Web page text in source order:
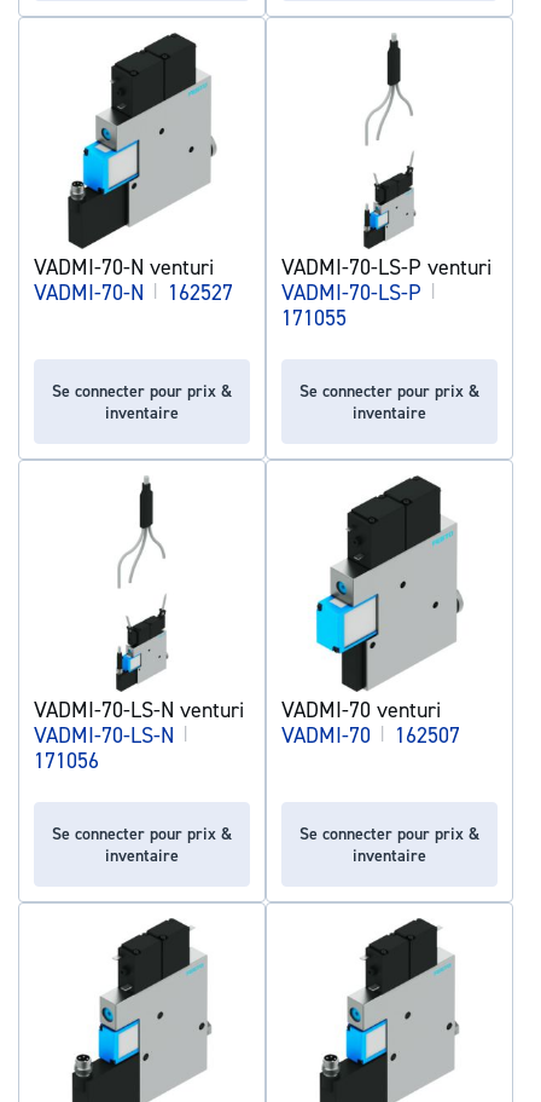
VADMI-70-N venturi
VADMI-70-N | 162527
Se connecter pour prix &
inventaire
VADMI-70-LS-P venturi
VADMI-70-LS-P |
171055
Se connecter pour prix &
inventaire
VADMI-70-LS-N venturi
VADMI-70-LS-N |
171056
Se connecter pour prix &
inventaire
VADMI-70 venturi
VADMI-70 | 162507
Se connecter pour prix &
inventaire